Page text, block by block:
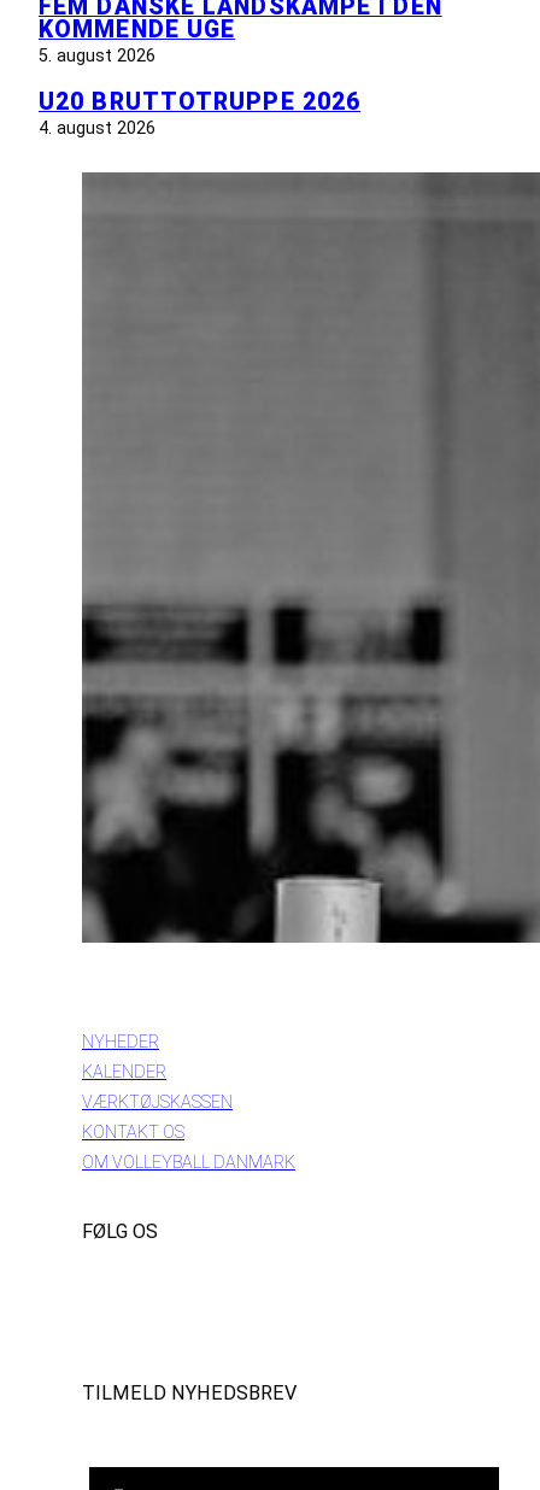
FEM DANSKE LANDSKAMPE I DEN
KOMMENDE UGE
5. august 2026
U20 BRUTTOTRUPPE 2026
4. august 2026
NYHEDER
KALENDER
VÆRKTØJSKASSEN
KONTAKT OS
OM VOLLEYBALL DANMARK
FØLG OS
TILMELD NYHEDSBREV